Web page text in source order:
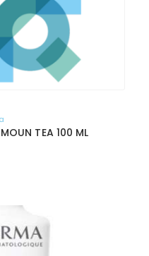
TEA 100 ML